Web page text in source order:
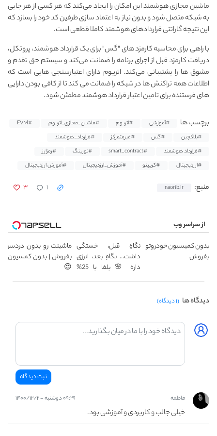
ماشین مجازی هوشمند این امکان را ایجاد می‌کند که هر کسی از هر جایی
به شبکه متصل شود و بدون نیاز به اعتماد سازی طرفین کد خود را بسازد که
این نتیجه گارانتی قراردادهای هوشمند کاملا قطعی است.
با راهی برای محاسبه کارمزد های "گس" برای یک قرارداد هوشمند، پروتکل،
دریافت کارمزد قبل از اجرای برنامه را ضمانت می‌کند و سیستم حق تقدم و
مشوق ها را پشتیبانی می‌کند. اتریوم دارای اعتبارسنجی هایی است که
اطلاعات همه تراکنش ها در شبکه را ضمانت می کند تا از کافی بودن دارایی
های فرستنده برای تامین اعتبار قرارداد هوشمند مطمئن شود.
برچسب ها #آموزشی #اتریوم #ماشین_مجازی_اتریوم
#EVM
#بلاکچین
#گس #غیرمتمرکز
#قرارداد_هوشمند
#قرارداد هوشمند
#smart_contract #تورینگ
#رمزارز
#ارزدیجیتال
#کریپتو #آموزش_ارزدیجیتال #آموزش ارزدیجیتال
منبع: naorib.ir ۳ ۱
از سراسر وب
بدون کمیسیون خودروتو
بفروش
نگاهِ قبل، خستگی
داشت... نگاهِ بعد، انرژی
داره 🌸 بلفا با 25%
تخفیف
ماشینت رو بدون دردسر
بفروش | بدون کمسیون
😍
دیدگاه ها (۱ دیدگاه)
فاطمه ۰۹:۲۹ دوشنبه - ۱۴۰۰/۱۲/۲
خیلی جالب و کاربردی و آموزشی بود.